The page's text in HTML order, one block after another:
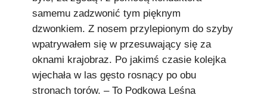
samemu zadzwonić tym pięknym
dzwonkiem. Z nosem przylepionym do szyby
wpatrywałem się w przesuwający się za
oknami krajobraz. Po jakimś czasie kolejka
wjechała w las gęsto rosnący po obu
stronach torów. – To Podkowa Leśna